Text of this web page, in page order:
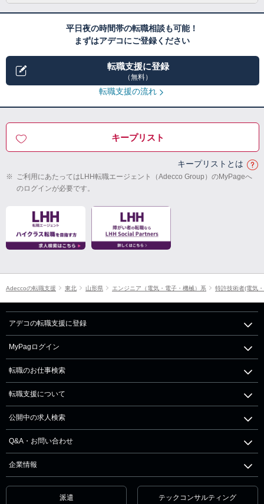
平日夜の時間帯の転職相談も可能！
まずはアデコにご登録ください
転職支援に登録
（無料）
転職支援の流れ
キープリスト
キープリストとは
※ ご利用にあたってはLHH転職エージェント（Adecco Group）のMyPageへ
のログインが必要です。
Adeccoの転職支援 東北 山形県 エンジニア（電気・電子・機械）系 特許技術者(電気
アデコの転職支援に登録
MyPagログイン
転職のお仕事検索
転職支援について
公開中の求人検索
Q&A・お問い合わせ
企業情報
派遣 テックコンサルティング